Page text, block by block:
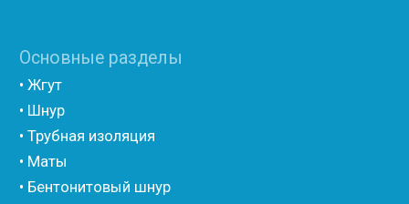
• Вспененный полиэтилен для упаковки НПЭ
• Подложка под ламинат НПЭ
Мастика и герметик
• Мастика для швов
• Герметик для швов
• Герметик «тёплый шов»
• Rustil